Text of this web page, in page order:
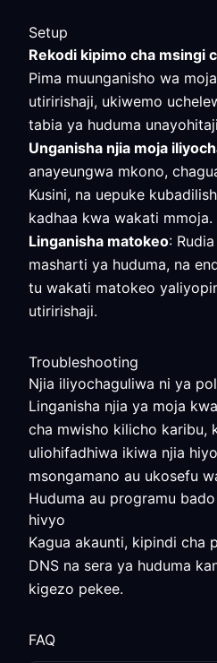
Setup
Rekodi kipimo cha msingi
Pima muunganisho wa
utiririshaji, ukiwemo
tabia ya huduma
Unganisha njia moja
anayeungwa mkono,
Kusini, na uepuke
kadhaa kwa wakati mmoja.
Linganisha matokeo:
masharti ya huduma, na
tu wakati matokeo
utiririshaji.
Troubleshooting
Njia iliyochaguliwa ni ya
Linganisha njia ya moja
cha mwisho kilicho karibu,
uliohifadhiwa ikiwa njia
msongamano au ukosefu
Huduma au programu
hivyo
Kagua akaunti, kipindi cha
DNS na sera ya huduma
kigezo pekee.
FAQ